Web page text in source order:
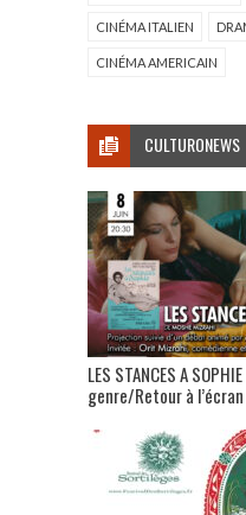
CINÉMA ITALIEN
CINÉMA AMERICAIN
CULTURONEWS
LES STANCES A
genre/Retour à l’écran